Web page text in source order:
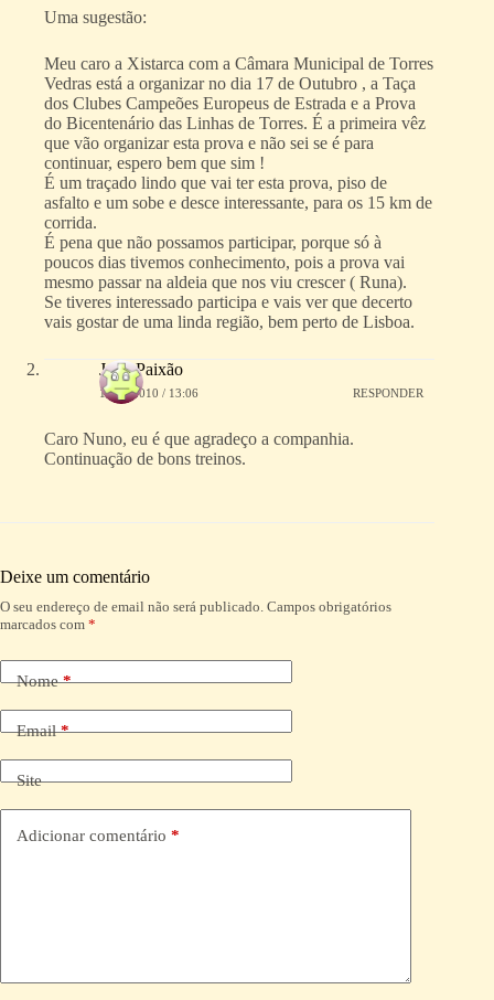
Uma sugestão:
Meu caro a Xistarca com a Câmara Municipal de Torres
Vedras está a organizar no dia 17 de Outubro , a Taça
dos Clubes Campeões Europeus de Estrada e a Prova
do Bicentenário das Linhas de Torres. É a primeira vêz
que vão organizar esta prova e não sei se é para
continuar, espero bem que sim !
É um traçado lindo que vai ter esta prova, piso de
asfalto e um sobe e desce interessante, para os 15 km de
corrida.
É pena que não possamos participar, porque só à
poucos dias tivemos conhecimento, pois a prova vai
mesmo passar na aldeia que nos viu crescer ( Runa).
Se tiveres interessado participa e vais ver que decerto
vais gostar de uma linda região, bem perto de Lisboa.
João Paixão
14/10/2010 / 13:06 RESPONDER
Caro Nuno, eu é que agradeço a companhia.
Continuação de bons treinos.
Deixe um comentário
O seu endereço de email não será publicado. Campos obrigatórios
marcados com *
Nome*
Email*
Site
Adicionar comentário *
A
l
r
n
v
e